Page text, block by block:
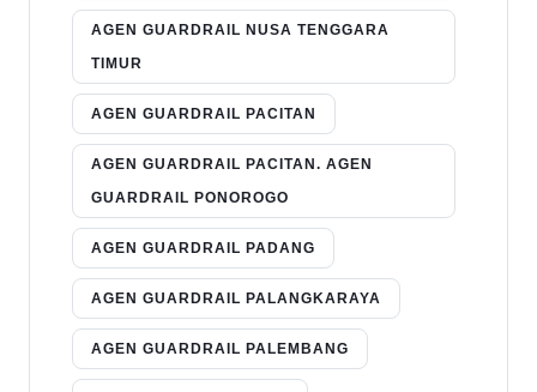
AGEN GUARDRAIL NUSA TENGGARA
TIMUR
AGEN GUARDRAIL PACITAN
AGEN GUARDRAIL PACITAN. AGEN
GUARDRAIL PONOROGO
AGEN GUARDRAIL PADANG
AGEN GUARDRAIL PALANGKARAYA
AGEN GUARDRAIL PALEMBANG